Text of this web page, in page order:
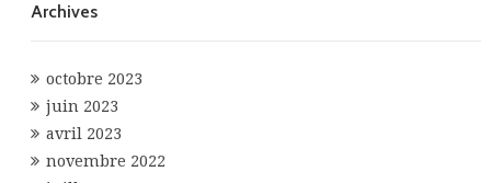
Archives
octobre 2023
juin 2023
avril 2023
novembre 2022